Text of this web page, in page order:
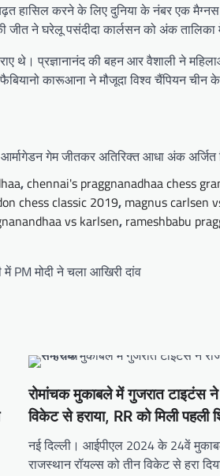
बढ़त हासिल करने के लिए दुनिया के नंबर एक
ने घरेलू पसंदीदा कार्लसन को अंक तालिका
थे। प्रज्ञानानंद की बहन आर वैशाली ने
कारूआना ने मौजूदा विश्व चैंपियन
गेम जीतकर अतिरिक्त आधा अंक अर्जित
,chennai's praggnanadhaa chess
chess classic 2019, magnus carlsen
vs karlsen, rameshbabu
PM मोदी ने चला आखिरी दांव
रोमांचक मुकाबले में गुजरात टाइटंस
विकेट से हराया, RR को मिली पहली
नई दिल्ली। आईपीएल 2024 के 24वें
राजस्थान रॉयल्स को तीन विकेट से हरा